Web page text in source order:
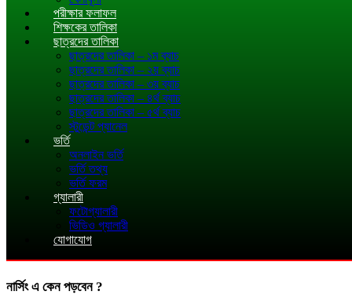
পরীক্ষার ফলাফল
শিক্ষকের তালিকা
ছাত্রদের তালিকা
ছাত্রদের তালিকা – ১ম ব্যাচ
ছাত্রদের তালিকা – ২য় ব্যাচ
ছাত্রদের তালিকা – ৩য় ব্যাচ
ছাত্রদের তালিকা – ৪র্থ ব্যাচ
ছাত্রদের তালিকা – ৫র্থ ব্যাচ
স্টুডেন্ট প্যানেল
ভর্তি
অনলাইন ভর্তি
ভর্তি তথ্য
ভর্তি ফরম
গ্যালারী
ফটোগ্যালারী
ভিডিও গ্যালারী
যোগাযোগ
নার্সিং এ কেন পড়বেন ?